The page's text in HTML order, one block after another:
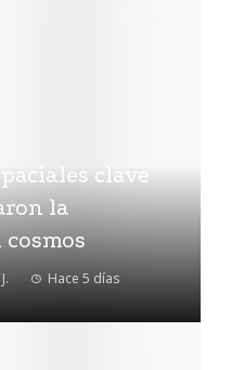
clave
la
Hace 5 días